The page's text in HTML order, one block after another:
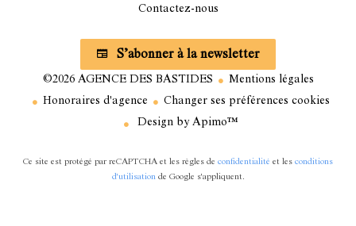
Contactez-nous
S’abonner à la newsletter
©2026 AGENCE DES BASTIDES
Mentions légales
Honoraires d'agence
Changer ses préférences cookies
Design by Apimo™
Ce site est protégé par reCAPTCHA et les règles de confidentialité et les conditions
d'utilisationde Google s'appliquent.